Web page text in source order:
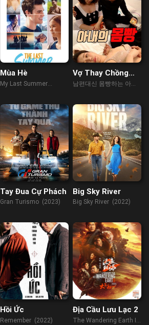
Mùa Hè
My Last Summer
Vợ Thay Chồng
Trả Nợ
남편대신 몸빵하는 아내
Tay Đua Cự Phách
Gran Turismo (2023)
Big Sky River
Big Sky River (2022)
Hồi Ức
Remember (2022)
Địa Cầu Lưu Lạc 2
The Wandering Earth II